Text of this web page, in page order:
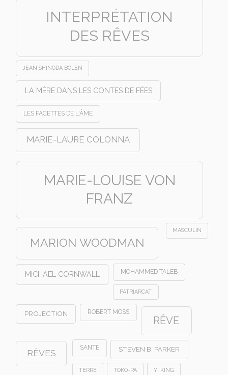
INTERPRÉTATION
DES RÊVES
JEAN SHINODA BOLEN
LA MÈRE DANS LES CONTES DE FÉES
LES FACETTES DE L'ÂME
MARIE-LAURE COLONNA
MARIE-LOUISE VON
FRANZ
MARION WOODMAN
MASCULIN
MICHAEL CORNWALL MOHAMMED TALEB
PATRIARCAT
PROJECTION ROBERT MOSS
RÊVE
RÊVES
SANTÉ STEVEN B. PARKER
TERRE TOKO-PA YI KING